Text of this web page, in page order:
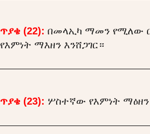
ጥያቄ (22): በመላኢካ ማመን የሚለው
የእምነት ማእዘን እንሸጋገር።
ጥያቄ (23): ሦስተኛው የእምነት